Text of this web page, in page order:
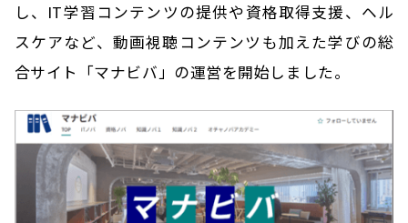
し、IT学習コンテンツの提供や資格取得支援、ヘル
スケアなど、動画視聴コンテンツも加えた学びの総
合サイト「マナビバ」の運営を開始しました。